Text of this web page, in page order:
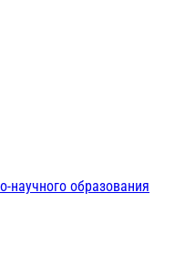
научного образования